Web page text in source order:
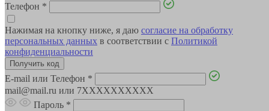
Телефон *
Нажимая на кнопку ниже, я даю согласие на обработку
персональных данных в соответствии с Политикой
конфиденциальности
E-mail или Телефон *
mail@mail.ru или 7XXXXXXXXXX
Пароль *